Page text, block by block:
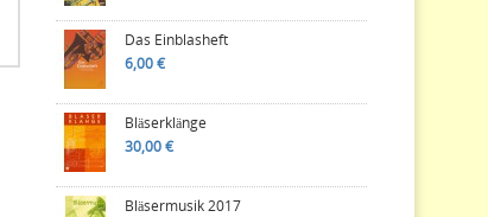
Das Einblasheft
6,00 €
Bläserklänge
30,00 €
Bläsermusik 2017